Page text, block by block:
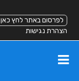
לפרסום באתר לחץ כאן
הצהרת נגישות